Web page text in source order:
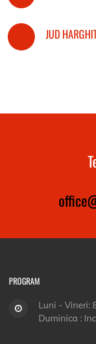
JUD
PROGRAM
Luni - Vineri:
Duminica :